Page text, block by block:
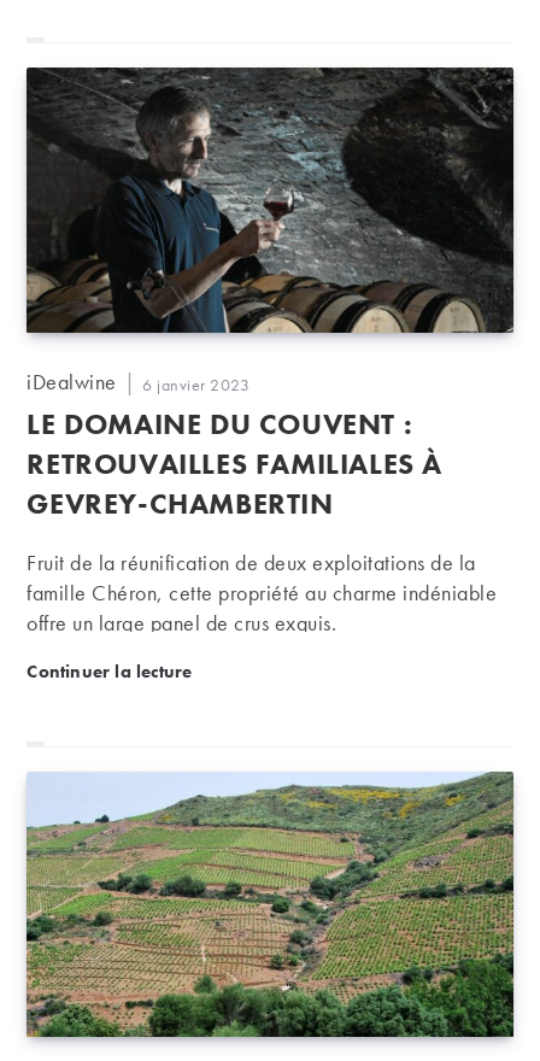
Auteur/autrice
la
publication :
iDealwine
Publication
publiée :
6 janvier 2023
LE DOMAINE DU COUVENT :
RETROUVAILLES FAMILIALES À
GEVREY-CHAMBERTIN
Fruit de la réunification de deux exploitations de la
famille Chéron, cette propriété au charme indéniable
offre un large panel de crus exquis.
Continuer la lectureLe domaine du Couvent : retrouvailles